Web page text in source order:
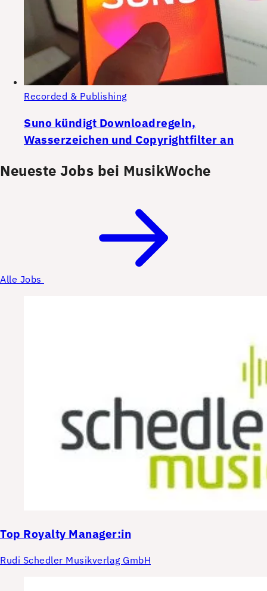
Recorded & Publishing
Suno kündigt Downloadregeln,
Wasserzeichen und Copyrightfilter an
Neueste Jobs bei MusikWoche
Alle Jobs
Top Royalty Manager:in
Rudi Schedler Musikverlag GmbH